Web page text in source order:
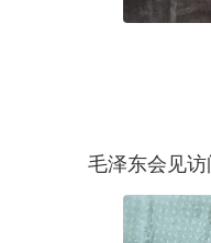
毛泽东会见